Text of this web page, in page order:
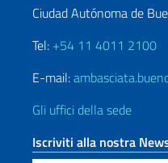
Ciudad Autónoma de
Tel: +54 11 4011 2100
E-mail:
Gli uffici della sede
Iscriviti alla nostra